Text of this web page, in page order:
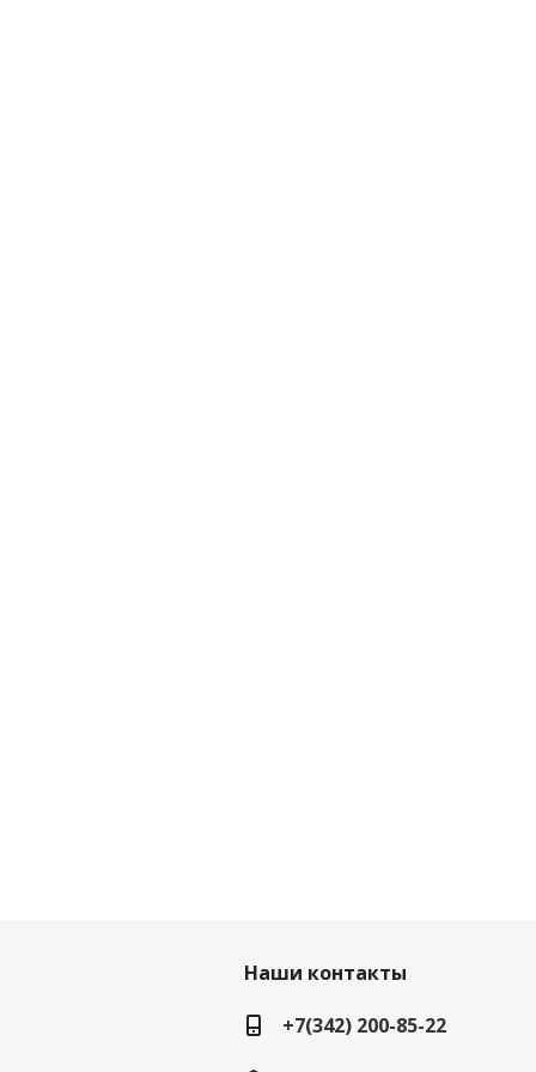
Наши контакты
+7(342) 200-85-22